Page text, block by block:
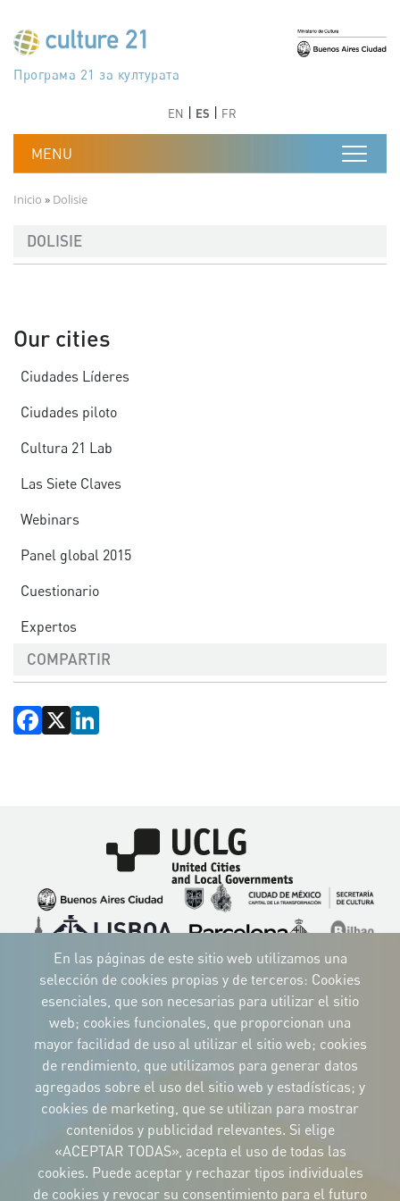
جدول أعمال القرن 21 للثقافة
Програма 21 за културата
Agenda 21 de la cultura
Agjenda 21 për kulturë
Agenda 21 van cultuur
Agenda 21 for culture
Kulturaren Agenda 21
Agenda 21 de la culture
Axenda 21 da cultura
Agenda 21 für Kultur
Agenda 21 della cultura
文化のためのアジェンダ21
دستورکار 21 برای فرهنگ
Agenda 21 dla kultury
Agenda 21 da cultura
Повестка дня 21 для культуры
Agenda 21 za kulturu
Agenda 21 de la cultura
Agenda 21 för kulturen
Kültür için Gündem 21
Порядок денний 21 для культури
EN ES FR
Ruta de navegación
Inicio Dolisie
DOLISIE
Our cities
Ciudades Líderes
Ciudades piloto
Cultura 21 Lab
Las Siete Claves
Webinars
Panel global 2015
Cuestionario
Expertos
COMPARTIR
Facebook
X
Imagen
Imagen
Imagen
ImagenImagen Imagen
Imagen
ImagenImagenImagen
IDENTIDAD CORPORATIVA
Descargue
los logotipos
y el manual
NEWSLETTER
CONTACTO
Carrer Avinyó, 15
08002 Barcelona
culture@uclg.org
En las páginas de este sitio web utilizamos una
selección de cookies propias y de terceros: Cookies
esenciales, que son necesarias para utilizar el sitio
web; cookies funcionales, que proporcionan una
mayor facilidad de uso al utilizar el sitio web; cookies
de rendimiento, que utilizamos para generar datos
agregados sobre el uso del sitio web y estadísticas; y
cookies de marketing, que se utilizan para mostrar
contenidos y publicidad relevantes. Si elige
«ACEPTAR TODAS», acepta el uso de todas las
cookies. Puede aceptar y rechazar tipos individuales
de cookies y revocar su consentimiento para el futuro